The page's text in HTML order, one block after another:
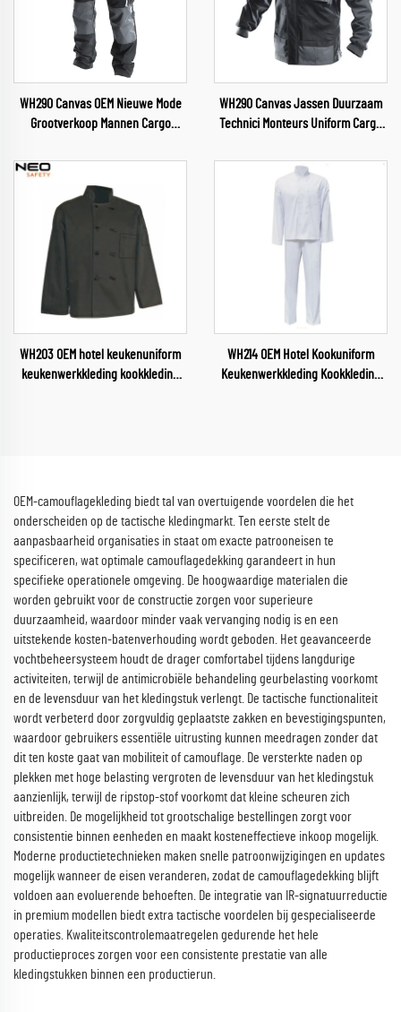
WH290 Canvas OEM Nieuwe Mode
Grootverkoop Mannen Cargo
Zakken Broek met Oxford
Versteviging
WH290 Canvas Jassen Duurzaam
Technici Monteurs Uniform Cargo
voor Hardware
WH203 OEM hotel keukenuniform
keukenwerkkleding kookkleding
WH214 OEM Hotel Kookuniform
Keukenwerkkleding Kookkleding
OEM-camouflagekleding biedt tal van overtuigende voordelen die het
onderscheiden op de tactische kledingmarkt. Ten eerste stelt de
aanpasbaarheid organisaties in staat om exacte patrooneisen te
specificeren, wat optimale camouflagedekking garandeert in hun
specifieke operationele omgeving. De hoogwaardige materialen die
worden gebruikt voor de constructie zorgen voor superieure
duurzaamheid, waardoor minder vaak vervanging nodig is en een
uitstekende kosten-batenverhouding wordt geboden. Het geavanceerde
vochtbeheersysteem houdt de drager comfortabel tijdens langdurige
activiteiten, terwijl de antimicrobiële behandeling geurbelasting voorkomt
en de levensduur van het kledingstuk verlengt. De tactische functionaliteit
wordt verbeterd door zorgvuldig geplaatste zakken en bevestigingspunten,
waardoor gebruikers essentiële uitrusting kunnen meedragen zonder dat
dit ten koste gaat van mobiliteit of camouflage. De versterkte naden op
plekken met hoge belasting vergroten de levensduur van het kledingstuk
aanzienlijk, terwijl de ripstop-stof voorkomt dat kleine scheuren zich
uitbreiden. De mogelijkheid tot grootschalige bestellingen zorgt voor
consistentie binnen eenheden en maakt kosteneffectieve inkoop mogelijk.
Moderne productietechnieken maken snelle patroonwijzigingen en updates
mogelijk wanneer de eisen veranderen, zodat de camouflagedekking blijft
voldoen aan evoluerende behoeften. De integratie van IR-signatuurreductie
in premium modellen biedt extra tactische voordelen bij gespecialiseerde
operaties. Kwaliteitscontrolemaatregelen gedurende het hele
productieproces zorgen voor een consistente prestatie van alle
kledingstukken binnen een productierun.